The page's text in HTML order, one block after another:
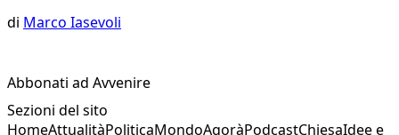
di Marco Iasevoli
Abbonati ad Avvenire
Sezioni del sito
HomeAttualitàPoliticaMondoAgoràPodcastChiesaIdee e